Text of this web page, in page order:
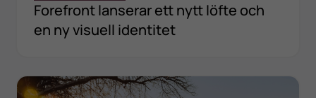
Forefront lanserar ett nytt löfte och
en ny visuell identitet